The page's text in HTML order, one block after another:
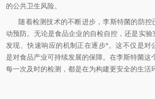
的公共卫生风险。
随着检测技术的不断进步，李斯特菌的防控
动预防。无论是食品企业的自检自控，还是实
发现、快速响应的机制正在逐步*。这不仅是对
是对食品产业可持续发展的保障。在李斯特菌这
每一次及时的检测，都是在为构建更安全的生活